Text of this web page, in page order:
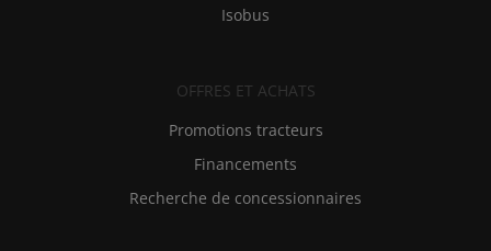
Isobus
OFFRES ET ACHATS
Promotions tracteurs
Financements
Recherche de concessionnaires